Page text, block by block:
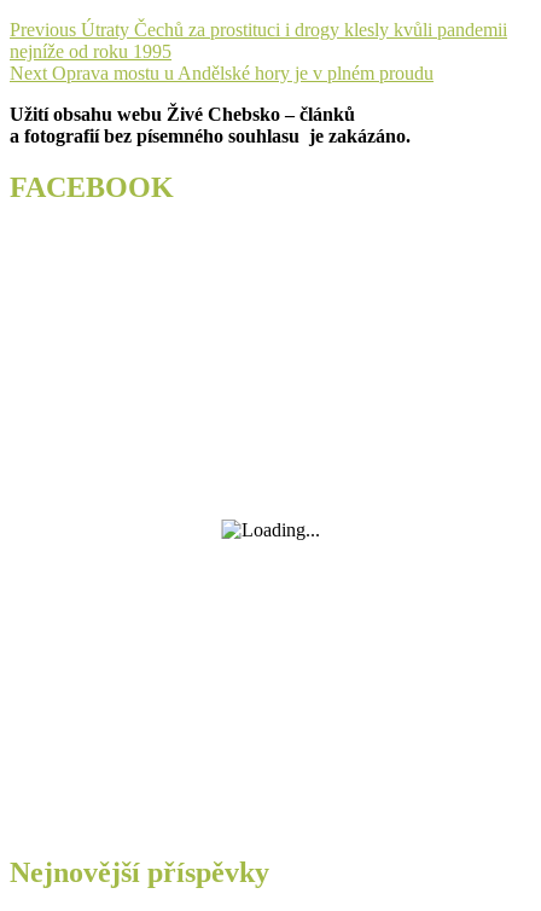
Navigace
pro
příspěvek
Previous Previous
post:
Útraty Čechů za prostituci i drogy klesly kvůli pandemii
nejníže od roku 1995
Next Next
Oprava mostu u Andělské hory je v plném proudu
Užití obsahu webu Živé Chebsko – článků
a fotografií bez písemného souhlasu je zakázáno.
FACEBOOK
Nejnovější příspěvky